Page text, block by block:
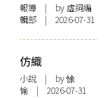
報導 | by 虛詞編
輯部 | 2026-07-31
仿織
小說 | by 悇
愉 | 2026-07-31